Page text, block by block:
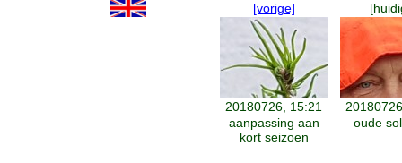
[vorige]
20180726, 15:21
aanpassing aan
kort seizoen
oude